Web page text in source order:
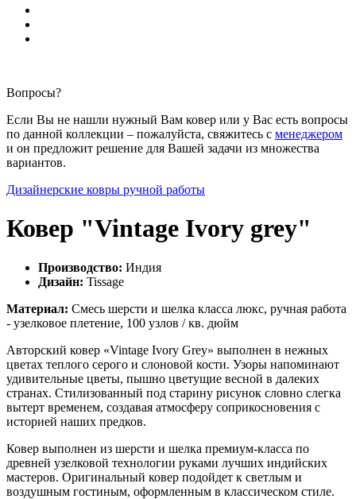
Вопросы?
Если Вы не нашли нужный Вам ковер или у Вас есть вопросы
по данной коллекции – пожалуйста, свяжитесь с менеджером
и он предложит решение для Вашей задачи из множества
вариантов.
Дизайнерские ковры ручной работы
Ковер "Vintage Ivory grey"
Производство: Индия
Дизайн: Tissage
Материал: Смесь шерсти и шелка класса люкс, ручная работа
- узелковое плетение, 100 узлов / кв. дюйм
Авторский ковер «Vintage Ivory Grey» выполнен в нежных
цветах теплого серого и слоновой кости. Узоры напоминают
удивительные цветы, пышно цветущие весной в далеких
странах. Стилизованный под старину рисунок словно слегка
вытерт временем, создавая атмосферу соприкосновения с
историей наших предков.
Ковер выполнен из шерсти и шелка премиум-класса по
древней узелковой технологии руками лучших индийских
мастеров. Оригинальный ковер подойдет к светлым и
воздушным гостиным, оформленным в классическом стиле.